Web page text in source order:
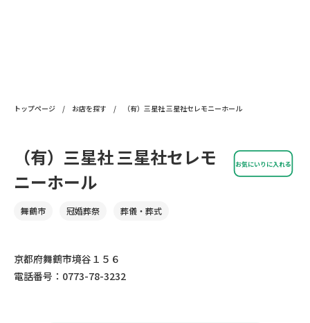
トップページ / お店を探す / （有）三星社 三星社セレモニーホール
お気にいりに入れる
（有）三星社 三星社セレモ
ニーホール
舞鶴市 冠婚葬祭 葬儀・葬式
京都府舞鶴市境谷１５６
電話番号：0773-78-3232